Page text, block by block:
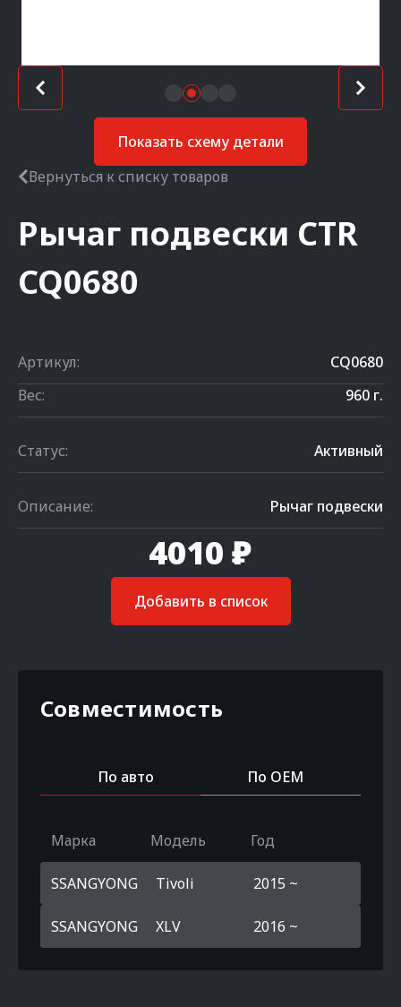
Показать схему детали
Вернуться к списку товаров
Рычаг подвески CTR
CQ0680
Артикул:
CQ0680
Вес:
960 г.
Статус: Активный
Описание: Рычаг подвески
4010 ₽
Добавить в список
Совместимость
По авто По OEM
Марка Модель Год
SSANGYONG Tivoli 2015 ~
SSANGYONG XLV 2016 ~